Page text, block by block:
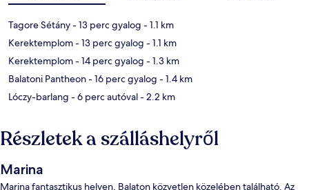
Tagore Sétány- 13 perc gyalog - 1.1 km
Kerektemplom- 13 perc gyalog - 1.1 km
Kerektemplom- 14 perc gyalog - 1.3 km
Balatoni Pantheon- 16 perc gyalog - 1.4 km
Lóczy-barlang - 6 perc autóval- 2.2 km
Részletek a szálláshelyről
Marina
Marina fantasztikus helyen, Balaton közvetlen közelében található. Az